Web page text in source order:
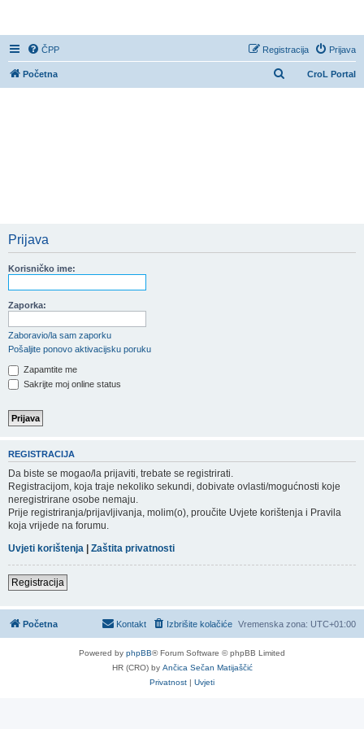
ČPP Prijava
Registracija
CroL Portal
Početna
Prijava
Korisničko ime:
Zaporka:
Zaboravio/la sam zaporku
Pošaljite ponovo aktivacijsku poruku
Zapamtite me
Sakrijte moj online status
REGISTRACIJA
Da biste se mogao/la prijaviti, trebate se registrirati.
Registracijom, koja traje nekoliko sekundi, dobivate ovlasti/mogućnosti koje
neregistrirane osobe nemaju.
Prije registriranja/prijavljivanja, molim(o), proučite Uvjete korištenja i Pravila
koja vrijede na forumu.
Uvjeti korištenja | Zaštita privatnosti
Registracija
Početna Vremenska zona: UTC+01:00
Izbrišite kolačiće
Kontakt
Powered by phpBB® Forum Software © phpBB Limited
HR (CRO) by Ančica Sečan Matijaščić
Privatnost | Uvjeti